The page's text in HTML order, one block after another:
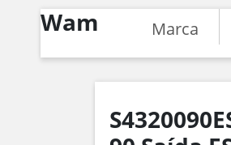
Wam Marca